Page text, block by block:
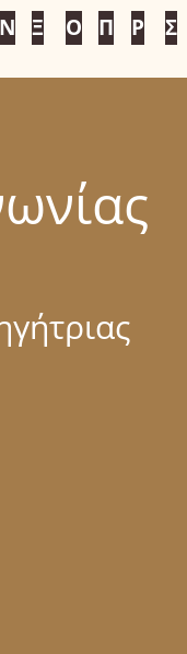
Ν Ξ Ο Π Ρ Σ